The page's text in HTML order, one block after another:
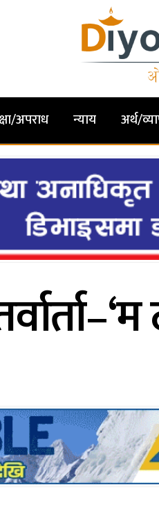
अपराध न्याय अर्थ/